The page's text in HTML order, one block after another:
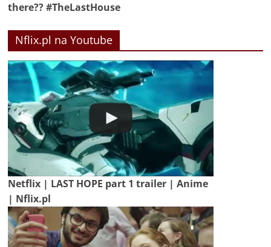
there?? #TheLastHouse
Nflix.pl na Youtube
Netflix | LAST HOPE part 1 trailer | Anime
| Nflix.pl